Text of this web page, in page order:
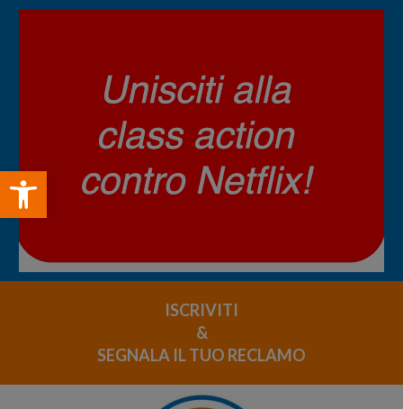
Open toolbar
ISCRIVITI
&
SEGNALA IL TUO RECLAMO